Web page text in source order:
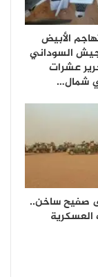
الأبيض
السوداني
عشرات
شمال…
صفيح ساخن..
العسكرية